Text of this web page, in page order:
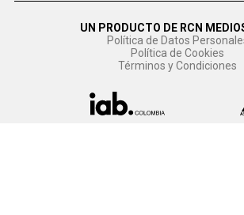
UN PRODUCTO DE RCN
Política de Datos
Política de Cookies
Términos y Condiciones